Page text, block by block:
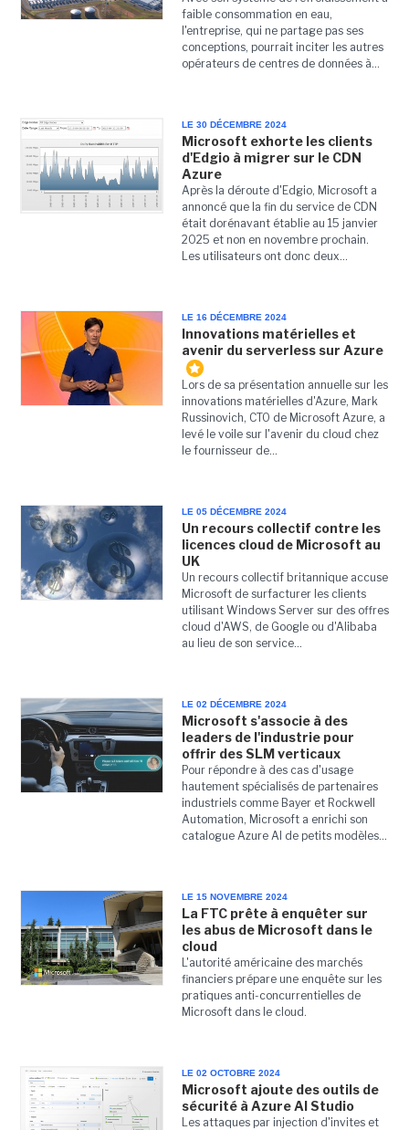
faible consommation en eau,
l'entreprise, qui ne partage pas ses
conceptions, pourrait inciter les autres
opérateurs de centres de données à...
LE 30 DÉCEMBRE 2024
Microsoft exhorte les clients
d'Edgio à migrer sur le CDN
Azure
Après la déroute d'Edgio, Microsoft a
annoncé que la fin du service de CDN
était dorénavant établie au 15 janvier
2025 et non en novembre prochain.
Les utilisateurs ont donc deux...
LE 16 DÉCEMBRE 2024
Innovations matérielles et
avenir du serverless sur Azure
Lors de sa présentation annuelle sur les
innovations matérielles d'Azure, Mark
Russinovich, CTO de Microsoft Azure, a
levé le voile sur l'avenir du cloud chez
le fournisseur de...
LE 05 DÉCEMBRE 2024
Un recours collectif contre les
licences cloud de Microsoft au
UK
Un recours collectif britannique accuse
Microsoft de surfacturer les clients
utilisant Windows Server sur des offres
cloud d'AWS, de Google ou d'Alibaba
au lieu de son service...
LE 02 DÉCEMBRE 2024
Microsoft s'associe à des
leaders de l'industrie pour
offrir des SLM verticaux
Pour répondre à des cas d'usage
hautement spécialisés de partenaires
industriels comme Bayer et Rockwell
Automation, Microsoft a enrichi son
catalogue Azure AI de petits modèles...
LE 15 NOVEMBRE 2024
La FTC prête à enquêter sur
les abus de Microsoft dans le
cloud
L'autorité américaine des marchés
financiers prépare une enquête sur les
pratiques anti-concurrentielles de
Microsoft dans le cloud.
LE 02 OCTOBRE 2024
Microsoft ajoute des outils de
sécurité à Azure AI Studio
Les attaques par injection d'invites et